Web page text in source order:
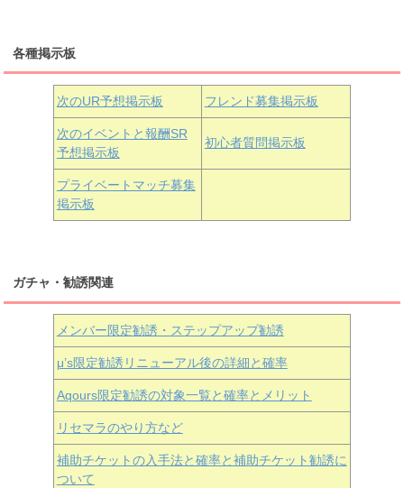
黒澤ダイヤ
朝香果林 近江彼方 エマ・ヴェルデ
各種掲示板
次のUR予想掲示板 フレンド募集掲示板
次のイベントと報酬SR
予想掲示板
初心者質問掲示板
プライベートマッチ募集
掲示板
ガチャ・勧誘関連
メンバー限定勧誘・ステップアップ勧誘
μ’s限定勧誘リニューアル後の詳細と確率
Aqours限定勧誘の対象一覧と確率とメリット
リセマラのやり方など
補助チケットの入手法と確率と補助チケット勧誘に
ついて